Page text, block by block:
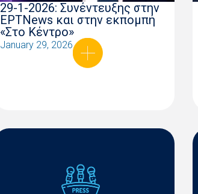
29-1-2026: Συνέντευξης στην
ΕΡΤNews και στην εκπομπή
«Στο Κέντρο»
January 29, 2026